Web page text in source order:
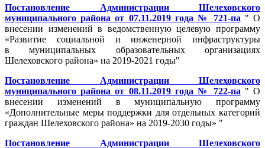
Постановление Администрации Шелеховского
муниципального района от 07.11.2019 года № 721-па " О
внесении изменений в ведомственную целевую программу
«Развитие социальной и инженерной инфраструктуры
в муниципальных образовательных организациях
Шелеховского района» на 2019-2021 годы"
Постановление Администрации Шелеховского
муниципального района от 08.11.2019 года № 722-па " О
внесении изменений в муниципальную программу
«Дополнительные меры поддержки для отдельных категорий
граждан Шелеховского района» на 2019-2030 годы» "
Постановление Администрации Шелеховского